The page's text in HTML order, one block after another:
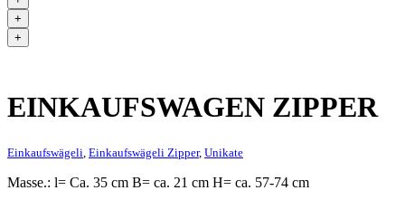
EINKAUFSWAGEN ZIPPER
Einkaufswägeli Einkaufswägeli Zipper, Unikate
Masse.: l= Ca. 35 cm B= ca. 21 cm H= ca. 57-74 cm